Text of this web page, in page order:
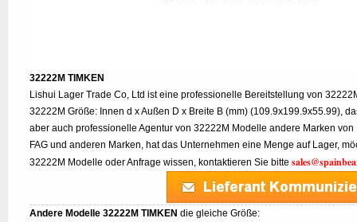
32222M TIMKEN
Lishui Lager Trade Co, Ltd ist eine professionelle Bereitstellung von
32222M Größe: Innen d x Außen D x Breite B (mm) (109.9x199.9x55.99),
aber auch professionelle Agentur von 32222M Modelle andere Marken von
FAG und anderen Marken, hat das Unternehmen eine Menge auf Lager,
32222M Modelle oder Anfrage wissen, kontaktieren Sie bitte
Andere Modelle 32222M TIMKEN die gleiche Größe: